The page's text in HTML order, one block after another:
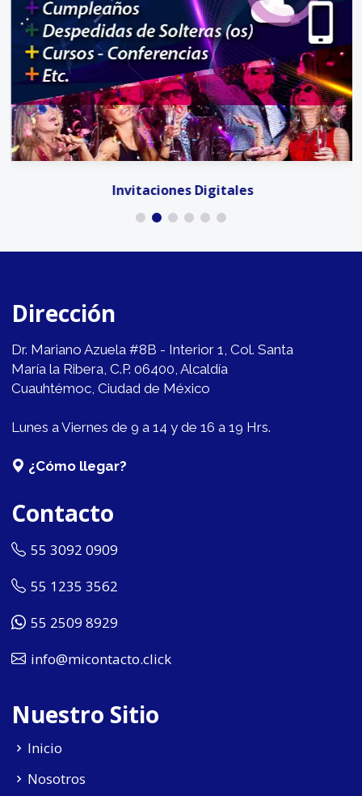
Invitaciones Digitales
Dirección
Dr. Mariano Azuela #8B - Interior 1, Col. Santa
María la Ribera, C.P. 06400, Alcaldía
Cuauhtémoc, Ciudad de México
Lunes a Viernes de 9 a 14 y de 16 a 19 Hrs.
¿Cómo llegar?
Contacto
55 3092 0909
55 1235 3562
55 2509 8929
info@micontacto.click
Nuestro Sitio
Inicio
Nosotros